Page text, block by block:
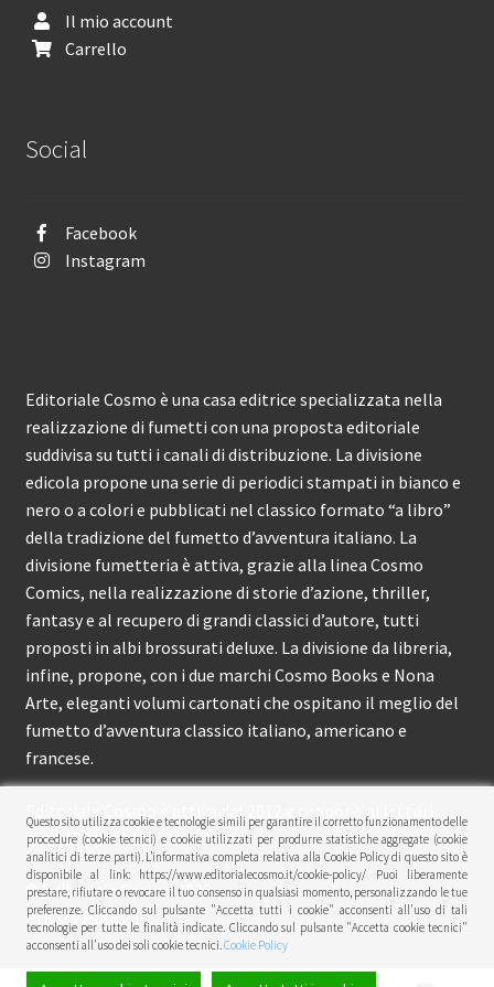
Il mio account
Carrello
Social
Facebook
Instagram
Editoriale Cosmo è una casa editrice specializzata nella
realizzazione di fumetti con una proposta editoriale
suddivisa su tutti i canali di distribuzione. La divisione
edicola propone una serie di periodici stampati in bianco e
nero o a colori e pubblicati nel classico formato “a libro”
della tradizione del fumetto d’avventura italiano. La
divisione fumetteria è attiva, grazie alla linea Cosmo
Comics, nella realizzazione di storie d’azione, thriller,
fantasy e al recupero di grandi classici d’autore, tutti
proposti in albi brossurati deluxe. La divisione da libreria,
infine, propone, con i due marchi Cosmo Books e Nona
Arte, eleganti volumi cartonati che ospitano il meglio del
fumetto d’avventura classico italiano, americano e
francese.
circa 150 pubblicazioni l’anno.
© Editoriale Cosmo 2026
Privacy Policy
Questo sito utilizza cookie e tecnologie simili per garantire il corretto funzionamento delle
procedure (cookie tecnici) e cookie utilizzati per produrre statistiche aggregate (cookie
analitici di terze parti). L’informativa completa relativa alla Cookie Policy di questo sito è
disponibile al link: https://www.editorialecosmo.it/cookie-policy/ Puoi liberamente
prestare, rifiutare o revocare il tuo consenso in qualsiasi momento, personalizzando le tue
preferenze. Cliccando sul pulsante "Accetta tutti i cookie" acconsenti all'uso di tali
tecnologie per tutte le finalità indicate. Cliccando sul pulsante "Accetta cookie tecnici"
acconsenti all'uso dei soli cookie tecnici.Cookie Policy